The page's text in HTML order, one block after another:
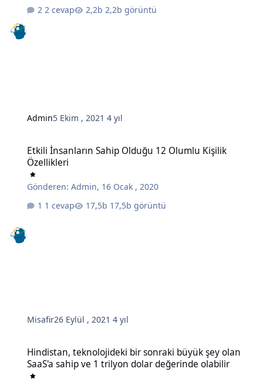
2 cevap
2,2b görüntü
Admin5 Ekim , 20214 yıl
Etkili İnsanların Sahip Olduğu 12 Olumlu Kişilik
Özellikleri
Gönderen:Admin, 16 Ocak , 2020
1 cevap
17,5b görüntü
Misafir26 Eylül , 20214 yıl
Hindistan, teknolojideki bir sonraki büyük şey olan
SaaS'a sahip ve 1 trilyon dolar değerinde olabilir